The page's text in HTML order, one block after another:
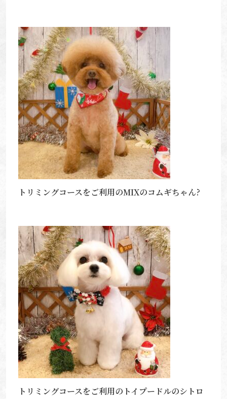
トリミングコースをご利用のMIXのコムギちゃん?
トリミングコースをご利用のトイプードルのシトロ